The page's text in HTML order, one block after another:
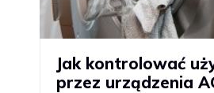
Jak kontrolować
przez urządzenia